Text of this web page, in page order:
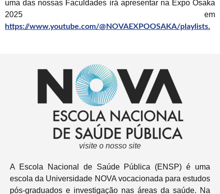
uma das nossas Faculdades irá apresentar na Expo Osaka
2025 em
https://www.youtube.com/@NOVAEXPOOSAKA/playlists.
visite o nosso site
A Escola Nacional de Saúde Pública (ENSP) é uma
escola da Universidade NOVA vocacionada para estudos
pós-graduados e investigação nas áreas da saúde. Na